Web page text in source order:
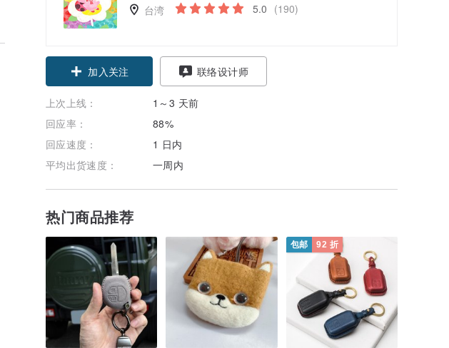
台湾 5.0 (190)
加入关注 联络设计师
上次上线：
1～3 天前
回应率：
88%
回应速度：
1 日内
平均出货速度：
一周内
热门商品推荐
包邮 92 折